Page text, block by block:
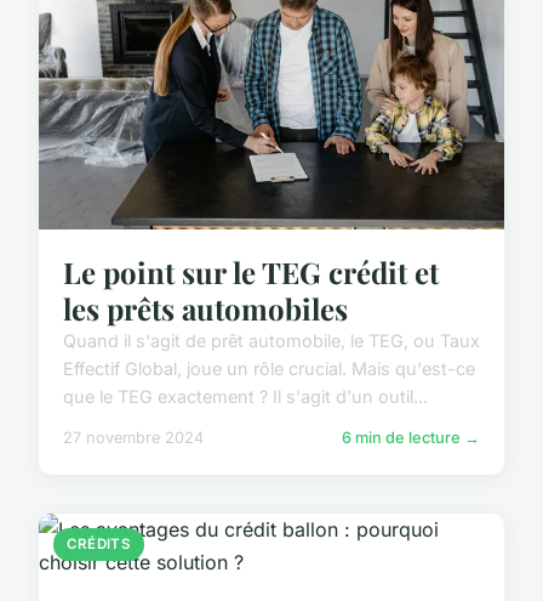
Le point sur le TEG crédit et
les prêts automobiles
Quand il s'agit de prêt automobile, le TEG, ou Taux
Effectif Global, joue un rôle crucial. Mais qu'est-ce
que le TEG exactement ? Il s'agit d'un outil...
27 novembre 2024 6 min de lecture →
CRÉDITS